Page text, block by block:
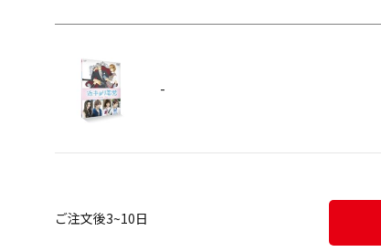
-
ご注文後3~10日